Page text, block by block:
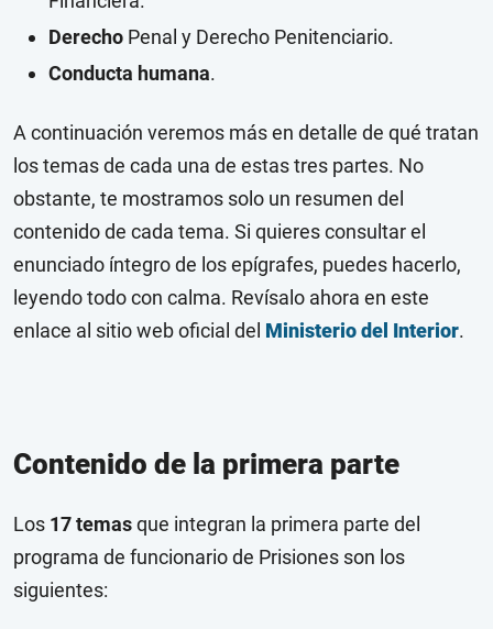
Derecho Penal y Derecho Penitenciario.
Conducta humana.
A continuación veremos más en detalle de qué tratan
los temas de cada una de estas tres partes. No
obstante, te mostramos solo un resumen del
contenido de cada tema. Si quieres consultar el
enunciado íntegro de los epígrafes, puedes hacerlo,
leyendo todo con calma. Revísalo ahora en este
enlace al sitio web oficial del Ministerio del Interior.
Contenido de la primera parte
Los 17 temasque integran la primera parte del
programa de funcionario de Prisiones son los
siguientes: